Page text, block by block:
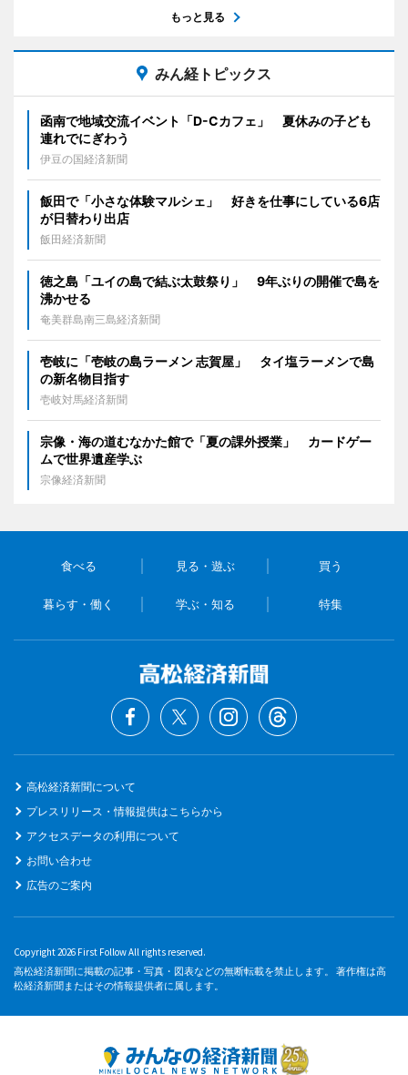
もっと見る
みん経トピックス
函南で地域交流イベント「D-Cカフェ」 夏休みの子ども
連れでにぎわう
伊豆の国経済新聞
飯田で「小さな体験マルシェ」 好きを仕事にしている6店
が日替わり出店
飯田経済新聞
徳之島「ユイの島で結ぶ太鼓祭り」 9年ぶりの開催で島を
沸かせる
奄美群島南三島経済新聞
壱岐に「壱岐の島ラーメン 志賀屋」 タイ塩ラーメンで島
の新名物目指す
壱岐対馬経済新聞
宗像・海の道むなかた館で「夏の課外授業」 カードゲー
ムで世界遺産学ぶ
宗像経済新聞
食べる 見る・遊ぶ 買う
暮らす・働く 学ぶ・知る 特集
高松経済新聞について
プレスリリース・情報提供はこちらから
アクセスデータの利用について
お問い合わせ
広告のご案内
Copyright 2026 First Follow All rights reserved.
高松経済新聞に掲載の記事・写真・図表などの無断転載を禁止します。 著作権は高
松経済新聞またはその情報提供者に属します。